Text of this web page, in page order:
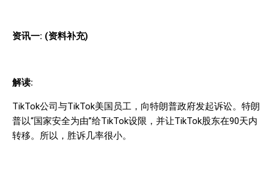
资讯一: (资料补充)
解读:
TikTok公司与TikTok美国员工，向特朗普政府发起诉讼。特朗
普以“国家安全为由”给TikTok设限，并让TikTok股东在90天内
转移。所以，胜诉几率很小。